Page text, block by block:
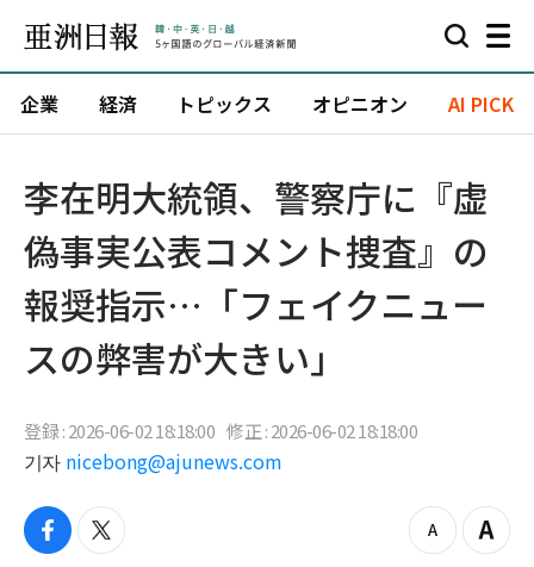
企業 経済 トピックス オピニオン AI PICK
李在明大統領、警察庁に『虚
偽事実公表コメント捜査』の
報奨指示…「フェイクニュー
スの弊害が大きい」
登録 : 2026-06-02 18:18:00 修正 : 2026-06-02 18:18:00
기자 nicebong@ajunews.com
f
t
z
Z